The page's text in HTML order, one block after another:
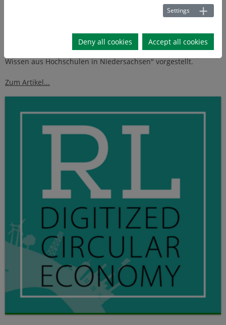
Die Teilprojekte "Collect & Recycle" sowie "Tool Sharing"
Dominique Briechle aus der Forschungsgruppe Digitized
Circular Economy (DCE) auf der Website "Wissen hoch n -
Wissen aus Hochschulen in Niedersachsen" vorgestellt.
Zum Artikel...
Settings
Deny all cookies Accept all cookies